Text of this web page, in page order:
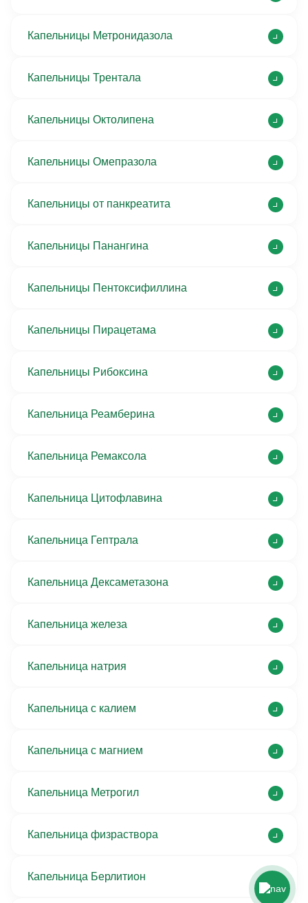
Капельницы Метронидазола
Капельницы Трентала
Капельницы Октолипена
Капельницы Омепразола
Капельницы от панкреатита
Капельницы Панангина
Капельницы Пентоксифиллина
Капельницы Пирацетама
Капельницы Рибоксина
Капельница Реамберина
Капельница Ремаксола
Капельница Цитофлавина
Капельница Гептрала
Капельница Дексаметазона
Капельница железа
Капельница натрия
Капельница с калием
Капельница с магнием
Капельница Метрогил
Капельница физраствора
Капельница Берлитион